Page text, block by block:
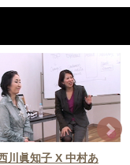
川眞知子 X 中村あ